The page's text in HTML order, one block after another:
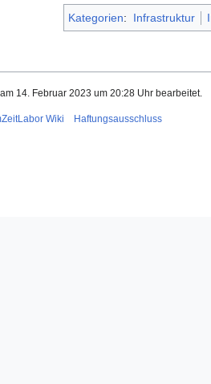
Kategorien: Infrastruktur
14. Februar 2023 um 20:28 Uhr bearbeitet.
Wiki Haftungsausschluss